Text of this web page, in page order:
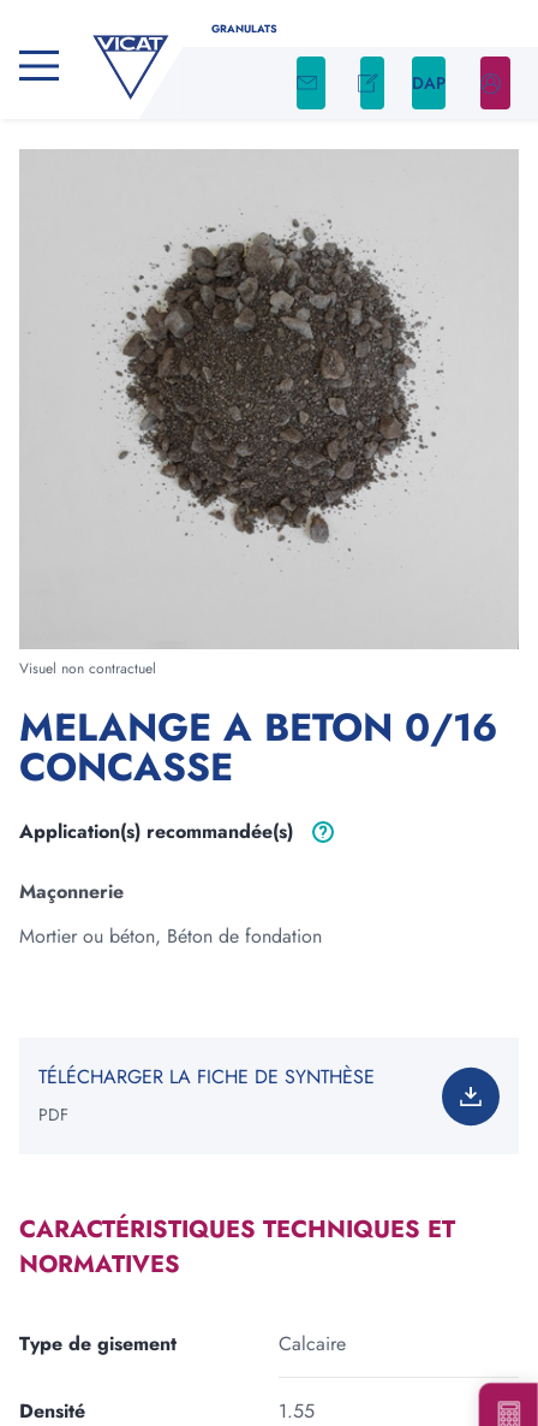
GRANULATS
DAP
Visuel non contractuel
MELANGE A BETON 0/16
CONCASSE
Application(s) recommandée(s)
Maçonnerie
Mortier ou béton, Béton de fondation
TÉLÉCHARGER LA FICHE DE SYNTHÈSE
PDF
CARACTÉRISTIQUES TECHNIQUES ET
NORMATIVES
Type de gisement Calcaire
Densité 1.55
Déterminez facilement la quantité nécessaire
de granulats pour votre projet en utilisant
notre calculateur
Indiquez le type de produit, ainsi que la forme et
les dimensions de votre chantier. Nous nous
occupons du reste !
Type de produit
Forme
Longueur
m cm
Largeur
Votre besoin total est de
*Information non contractuelle. Les valeurs indiquées ne